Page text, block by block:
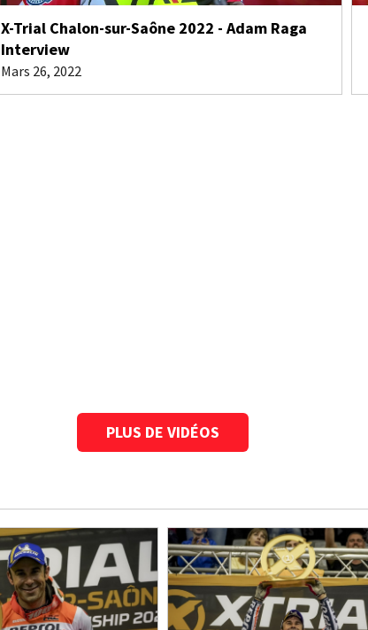
X-Trial Chalon-sur-Saône 2022 - Adam Raga
Interview
Mars 26, 2022
PLUS DE VIDÉOS